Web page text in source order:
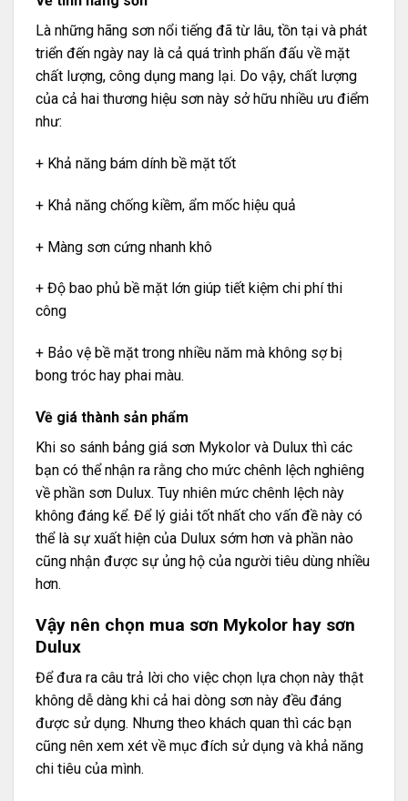
Là những hãng sơn nổi tiếng đã từ lâu, tồn tại và phát
triển đến ngày nay là cả quá trình phấn đấu về mặt
chất lượng, công dụng mang lại. Do vậy, chất lượng
của cả hai thương hiệu sơn này sở hữu nhiều ưu điểm
như:
+ Khả năng bám dính bề mặt tốt
+ Khả năng chống kiềm, ẩm mốc hiệu quả
+ Màng sơn cứng nhanh khô
+ Độ bao phủ bề mặt lớn giúp tiết kiệm chi phí thi
công
+ Bảo vệ bề mặt trong nhiều năm mà không sợ bị
bong tróc hay phai màu.
Về giá thành sản phẩm
Khi so sánh bảng giá sơn Mykolor và Dulux thì các
bạn có thể nhận ra rằng cho mức chênh lệch nghiêng
về phần sơn Dulux. Tuy nhiên mức chênh lệch này
không đáng kể. Để lý giải tốt nhất cho vấn đề này có
thể là sự xuất hiện của Dulux sớm hơn và phần nào
cũng nhận được sự ủng hộ của người tiêu dùng nhiều
hơn.
Vậy nên chọn mua sơn Mykolor hay sơn
Dulux
Để đưa ra câu trả lời cho việc chọn lựa chọn này thật
không dễ dàng khi cả hai dòng sơn này đều đáng
được sử dụng. Nhưng theo khách quan thì các bạn
cũng nên xem xét về mục đích sử dụng và khả năng
chi tiêu của mình.